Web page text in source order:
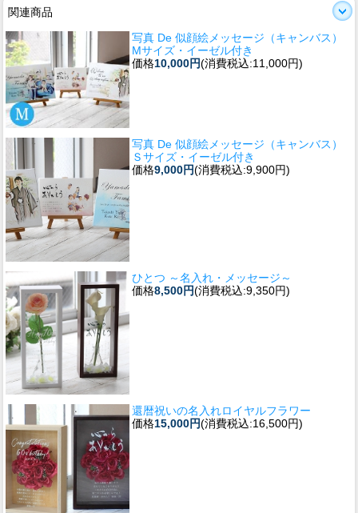
関連商品
写真 De 似顔絵メッセージ（キャンバス）
Mサイズ・イーゼル付き
価格10,000円(消費税込:11,000円)
写真 De 似顔絵メッセージ（キャンバス）
Ｓサイズ・イーゼル付き
価格9,000円(消費税込:9,900円)
ひとつ ～名入れ・メッセージ～
価格8,500円(消費税込:9,350円)
還暦祝いの名入れロイヤルフラワー
価格15,000円(消費税込:16,500円)